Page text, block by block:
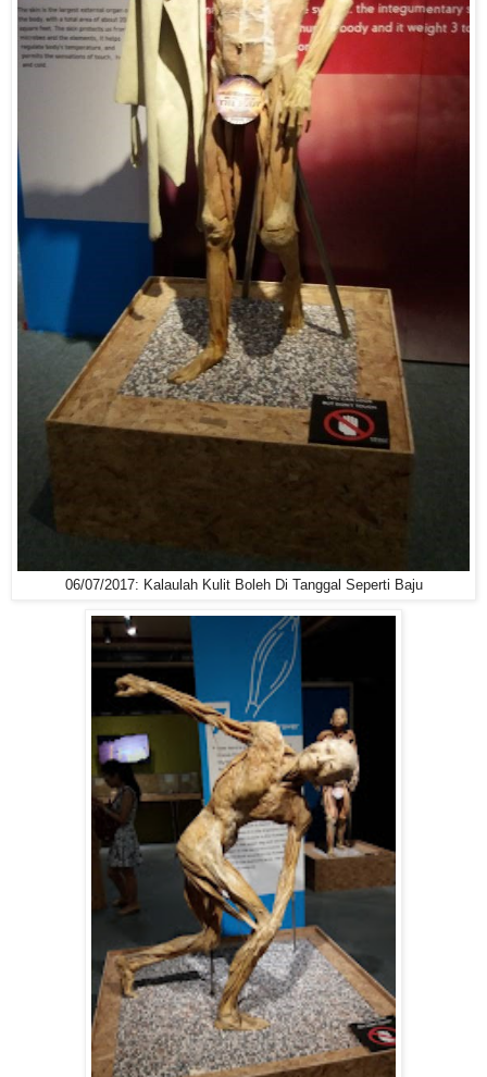
06/07/2017: Kalaulah Kulit Boleh Di Tanggal Seperti Baju